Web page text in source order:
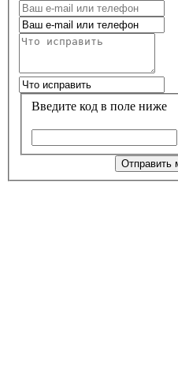
Введите код в поле ниже
Отправить